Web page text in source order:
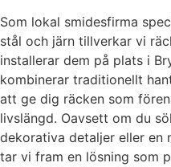
Som lokal smidesfirma
stål och järn tillverkar vi
installerar dem på plats i
kombinerar traditionellt
att ge dig räcken som
livslängd. Oavsett om du
dekorativa detaljer eller en
tar vi fram en lösning som